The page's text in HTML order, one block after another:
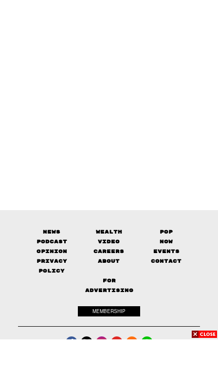
News Wealth
Pop
Podcast
Video
Now
Opinion
Careers
Events
Privacy
Policy
About Contact
FOR
ADVERTISING
MEMBERSHIP